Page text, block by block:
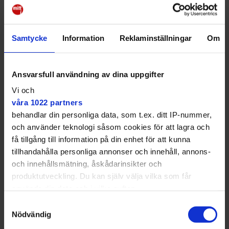
Samtycke Information Reklaminställningar Om
Ansvarsfull användning av dina uppgifter
Vi och
våra 1022 partners
behandlar din personliga data, som t.ex. ditt IP-nummer,
och använder teknologi såsom cookies för att lagra och
få tillgång till information på din enhet för att kunna
tillhandahålla personliga annonser och innehåll, annons-
och innehållsmätning, åskådarinsikter och
produktutveckling. Du kan själv välja vilka som får
Med din tillåtelse skulle vi även vilja:
Nödvändig
för att skapa ett bättre omlopp på utlåningen,
eftersom att det inte finns så många cyklar.
Det finns något för kunder i alla åldrar hos
enstaka undantag om det är risker förknippade med
aktiviteterna – exempelvis cyklar, sparkcyklar,
flytvästar, och skateboards.
– Då vill vi att en vuxen är med, säger Ola.